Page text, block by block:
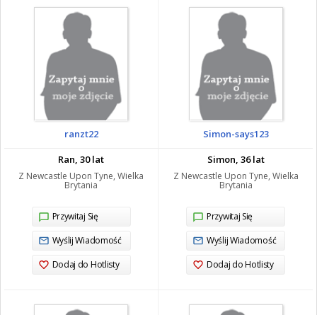
ranzt22
Ran, 30 lat
Z Newcastle Upon Tyne, Wielka
Brytania
Przywitaj Się
Wyślij Wiadomość
Dodaj do Hotlisty
Simon-says123
Simon, 36 lat
Z Newcastle Upon Tyne, Wielka
Brytania
Przywitaj Się
Wyślij Wiadomość
Dodaj do Hotlisty